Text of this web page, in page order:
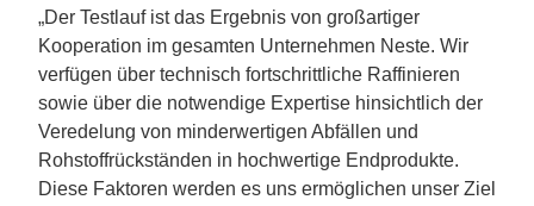
„Der Testlauf ist das Ergebnis von großartiger
Kooperation im gesamten Unternehmen Neste. Wir
verfügen über technisch fortschrittliche Raffinieren
sowie über die notwendige Expertise hinsichtlich der
Veredelung von minderwertigen Abfällen und
Rohstoffrückständen in hochwertige Endprodukte.
Diese Faktoren werden es uns ermöglichen unser Ziel